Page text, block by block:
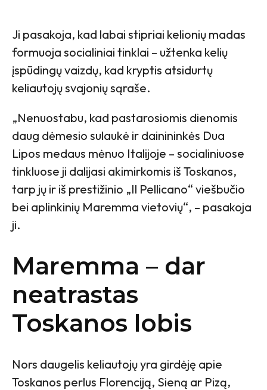
Ji pasakoja, kad labai stipriai kelionių madas
formuoja socialiniai tinklai – užtenka kelių
įspūdingų vaizdų, kad kryptis atsidurtų
keliautojų svajonių sąraše.
„Nenuostabu, kad pastarosiomis dienomis
daug dėmesio sulaukė ir dainininkės Dua
Lipos medaus mėnuo Italijoje – socialiniuose
tinkluose ji dalijasi akimirkomis iš Toskanos,
tarp jų ir iš prestižinio „Il Pellicano“ viešbučio
bei aplinkinių Maremma vietovių“, – pasakoja
ji.
Maremma – dar
neatrastas
Toskanos lobis
Nors daugelis keliautojų yra girdėję apie
Toskanos perlus Florenciją, Sieną ar Pizą,